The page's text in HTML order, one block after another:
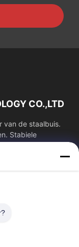
CO.,LTD
van de staalbuis.
Stabiele